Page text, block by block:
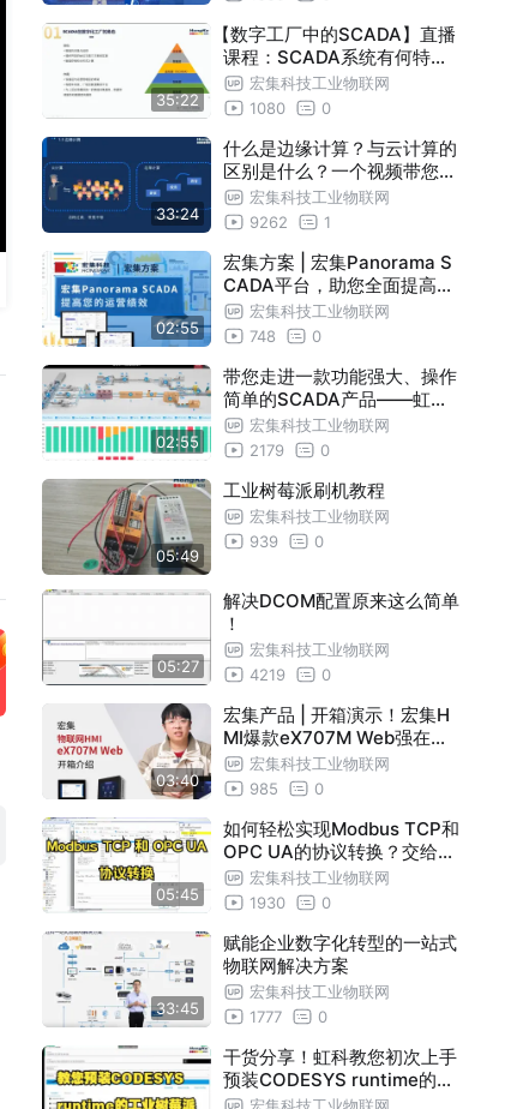
35:22
【数字工厂中的SCADA】直播
课程：SCADA系统有何特点
？在数字工厂中SCADA起到
什么样的作用 ？如何解决SC
宏集科技工业物联网
1080
0
33:24
什么是边缘计算？与云计算的
区别是什么？一个视频带您了
解边缘计算的“前世今生”！
宏集科技工业物联网
9262
1
02:55
宏集方案 | 宏集Panorama S
CADA平台，助您全面提高运
营绩效！
宏集科技工业物联网
748
0
02:55
带您走进一款功能强大、操作
简单的SCADA产品——虹科
mySCADA
宏集科技工业物联网
2179
0
05:49
工业树莓派刷机教程
宏集科技工业物联网
939
0
05:27
解决DCOM配置原来这么简单
！
宏集科技工业物联网
4219
0
03:40
宏集产品 | 开箱演示！宏集H
MI爆款eX707M Web强在哪
里？宏集科技工业物联网
985
0
05:45
如何轻松实现Modbus TCP和
OPC UA的协议转换？交给虹
科JMobile PC Runtime！
宏集科技工业物联网
1930
0
33:45
赋能企业数字化转型的一站式
物联网解决方案
宏集科技工业物联网
1777
0
干货分享！虹科教您初次上手
预装CODESYS runtime的工
业树莓派
宏集科技工业物联网